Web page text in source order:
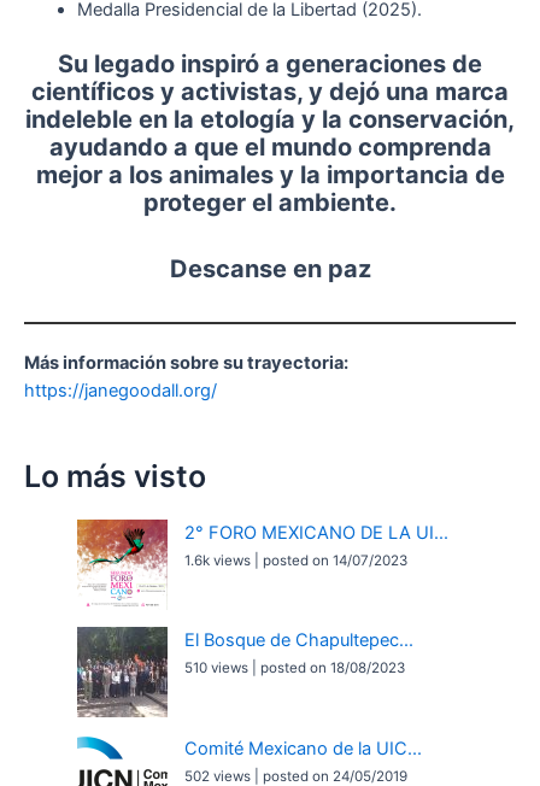
Medalla Presidencial de la Libertad (2025).
Su legado inspiró a generaciones de
científicos y activistas, y dejó una marca
indeleble en la etología y la conservación,
ayudando a que el mundo comprenda
mejor a los animales y la importancia de
proteger el ambiente.
Descanse en paz
Más información sobre su trayectoria:
https://janegoodall.org/
Lo más visto
2° FORO MEXICANO DE LA UI...
1.6k views posted on 14/07/2023
El Bosque de Chapultepec...
510 views posted on 18/08/2023
Comité Mexicano de la UIC...
502 views posted on 24/05/2019